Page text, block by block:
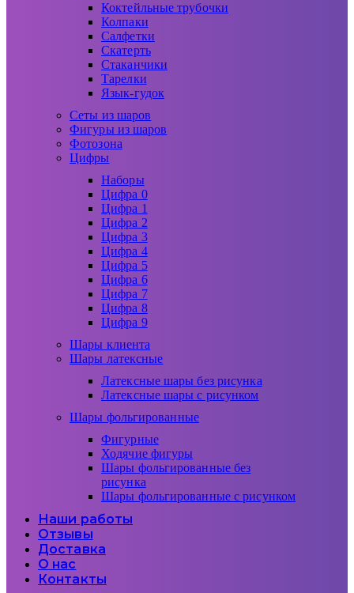
Коктейльные трубочки
Колпаки
Салфетки
Скатерть
Стаканчики
Тарелки
Язык-гудок
Сеты из шаров
Фигуры из шаров
Фотозона
Цифры
Наборы
Цифра 0
Цифра 1
Цифра 2
Цифра 3
Цифра 4
Цифра 5
Цифра 6
Цифра 7
Цифра 8
Цифра 9
Шары клиента
Шары латексные
Латексные шары без рисунка
Латексные шары с рисунком
Шары фольгированные
Фигурные
Ходячие фигуры
Шары фольгированные без
рисунка
Шары фольгированные с рисунком
Наши работы
Отзывы
Доставка
О нас
Контакты